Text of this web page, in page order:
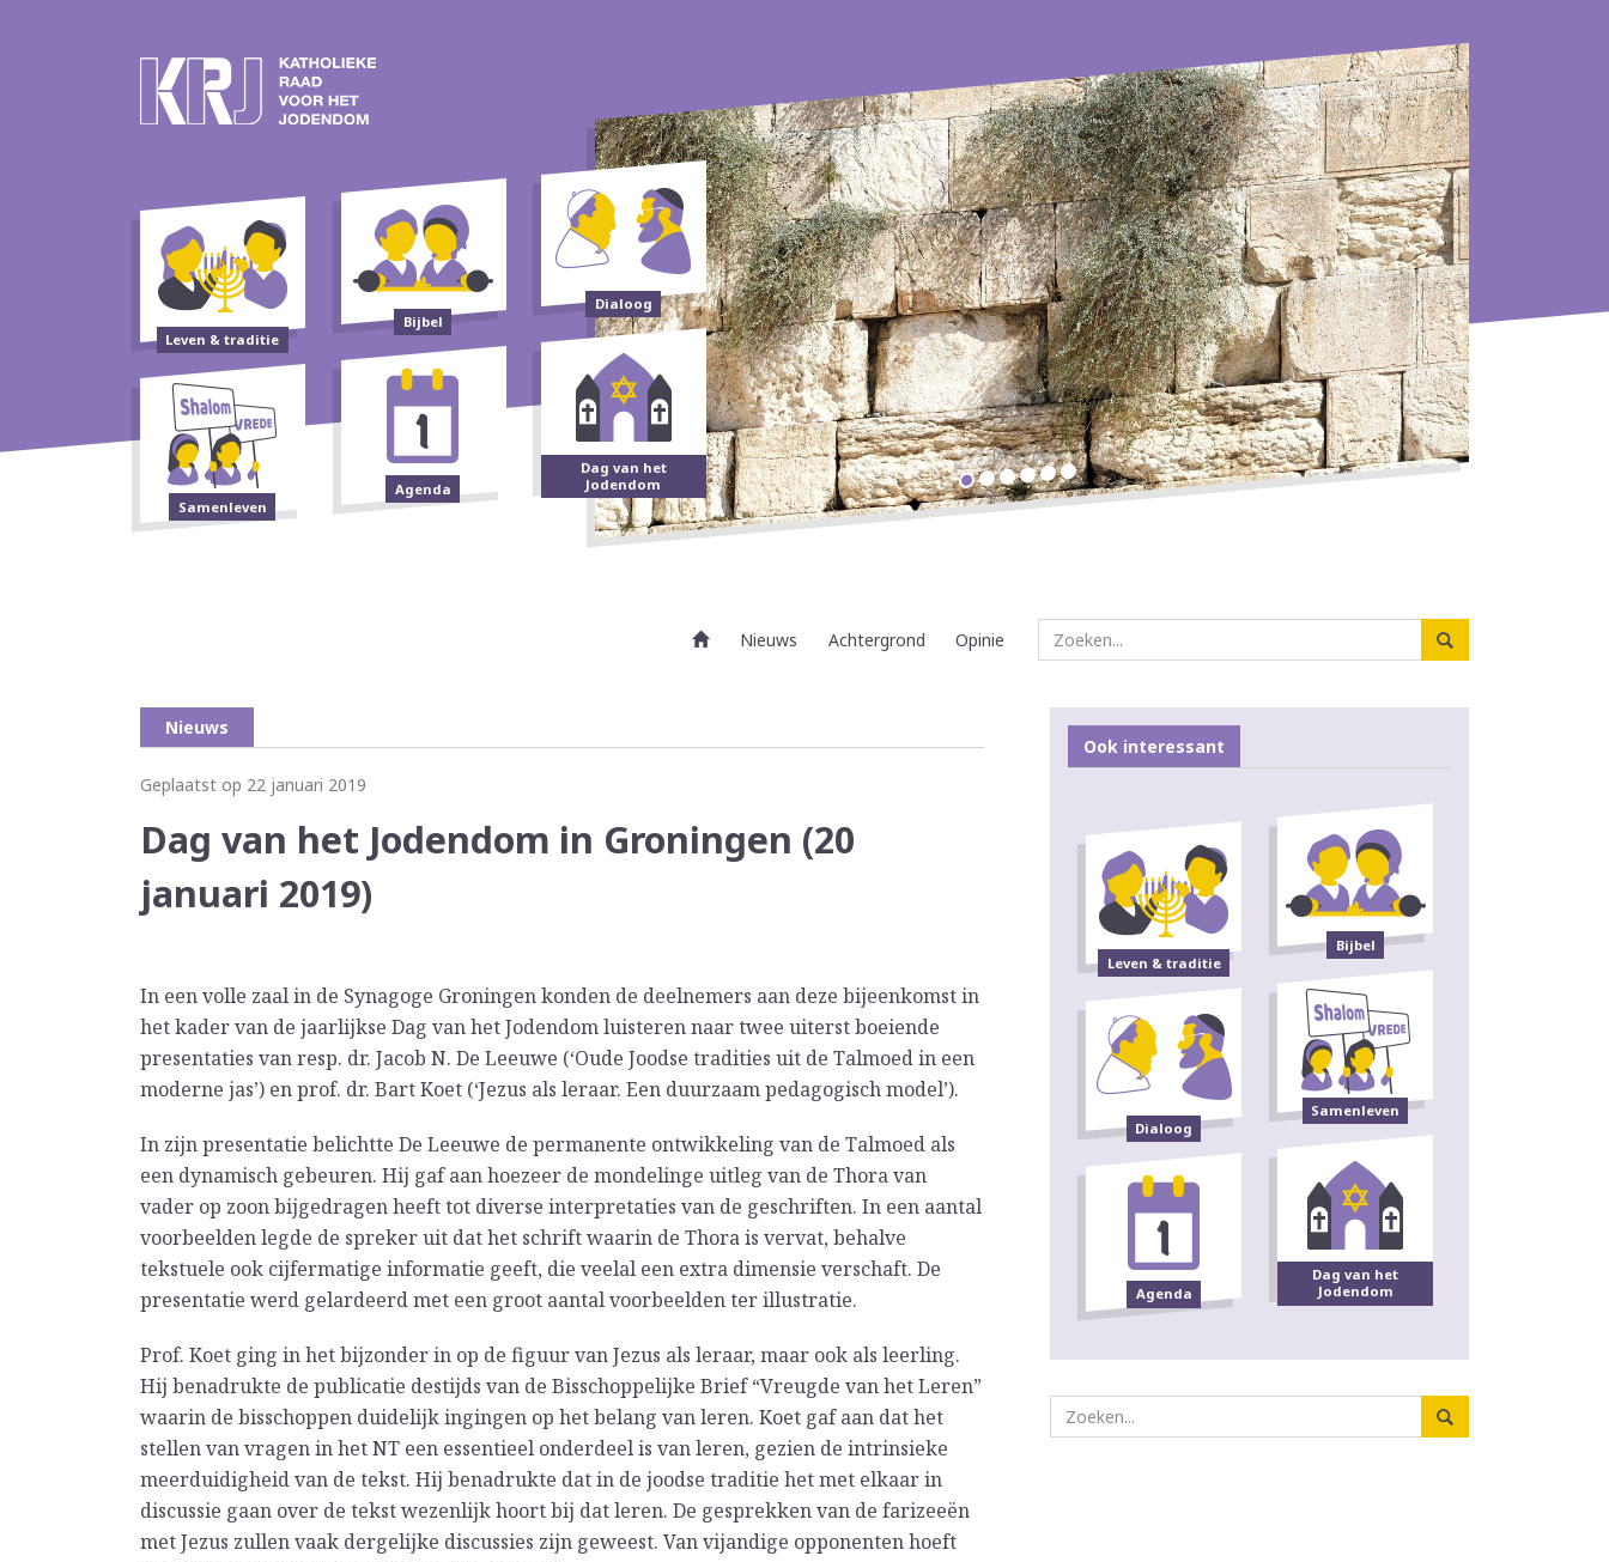
Leven & traditie
Bijbel
Dialoog
Samenleven
Agenda
Dag van het
Jodendom
Nieuws Achtergrond Opinie
Nieuws
Geplaatst op 22 januari 2019
Dag van het Jodendom in Groningen (20
januari 2019)
In een volle zaal in de Synagoge Groningen konden de deelnemers aan deze bijeenkomst in
het kader van de jaarlijkse Dag van het Jodendom luisteren naar twee uiterst boeiende
presentaties van resp. dr. Jacob N. De Leeuwe (‘Oude Joodse tradities uit de Talmoed in een
moderne jas’) en prof. dr. Bart Koet (‘Jezus als leraar. Een duurzaam pedagogisch model’).
In zijn presentatie belichtte De Leeuwe de permanente ontwikkeling van de Talmoed als
een dynamisch gebeuren. Hij gaf aan hoezeer de mondelinge uitleg van de Thora van
vader op zoon bijgedragen heeft tot diverse interpretaties van de geschriften. In een aantal
voorbeelden legde de spreker uit dat het schrift waarin de Thora is vervat, behalve
tekstuele ook cijfermatige informatie geeft, die veelal een extra dimensie verschaft. De
presentatie werd gelardeerd met een groot aantal voorbeelden ter illustratie.
Prof. Koet ging in het bijzonder in op de figuur van Jezus als leraar, maar ook als leerling.
Hij benadrukte de publicatie destijds van de Bisschoppelijke Brief “Vreugde van het Leren”
waarin de bisschoppen duidelijk ingingen op het belang van leren. Koet gaf aan dat het
stellen van vragen in het NT een essentieel onderdeel is van leren, gezien de intrinsieke
meerduidigheid van de tekst. Hij benadrukte dat in de joodse traditie het met elkaar in
discussie gaan over de tekst wezenlijk hoort bij dat leren. De gesprekken van de farizeeën
met Jezus zullen vaak dergelijke discussies zijn geweest. Van vijandige opponenten hoeft
Ook interessant
Leven & traditie
Bijbel
Dialoog
Samenleven
Agenda
Dag van het
Jodendom